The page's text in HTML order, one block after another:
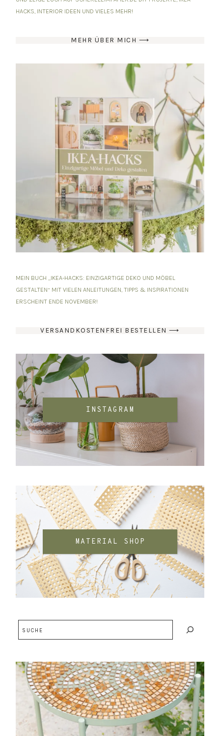
HACKS, INTERIOR IDEEN UND VIELES MEHR!
MEHR ÜBER MICH ⟶
MEIN BUCH „IKEA-HACKS: EINZIGARTIGE DEKO UND MÖBEL
GESTALTEN“ MIT VIELEN ANLEITUNGEN, TIPPS & INSPIRATIONEN
ERSCHEINT ENDE NOVEMBER!
VERSANDKOSTENFREI BESTELLEN ⟶
INSTAGRAM
MATERIAL SHOP